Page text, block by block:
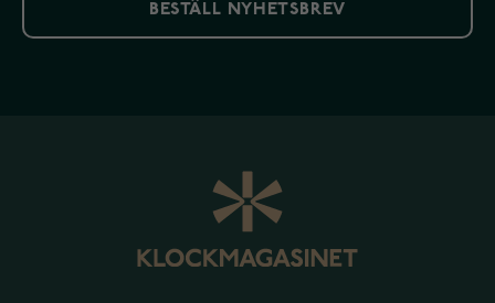
BESTÄLL NYHETSBREV